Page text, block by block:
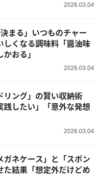
2026.03.04
まる」いつものチャー
しくなる調味料「醤油味
おる」
2026.03.04
リング」の賢い収納術
践したい」「意外な発想
2026.03.04
ガネケース」と「スポン
た結果「想定外だけどめ